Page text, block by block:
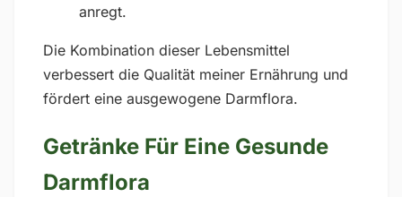
anregt.
Die Kombination dieser Lebensmittel
verbessert die Qualität meiner Ernährung und
fördert eine ausgewogene Darmflora.
Getränke Für Eine Gesunde
Darmflora